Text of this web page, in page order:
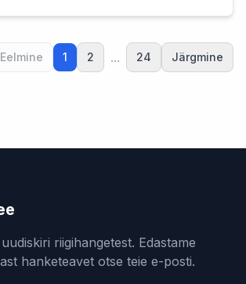
Eelmine 1 2 ... 24 Järgmine
riigihangetest. Edastame
hanketeavet otse teie e-posti.